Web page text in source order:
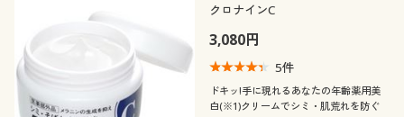
クロナインC
3,080円
5件
ドキッ!手に現れるあなたの年齢薬用美
白(※1)クリームでシミ・肌荒れを防ぐ